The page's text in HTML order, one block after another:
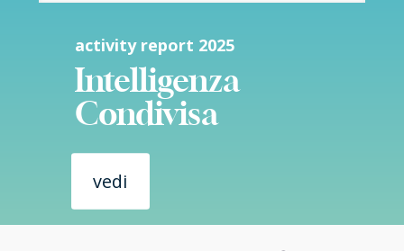
activity report 2025
Intelligenza
Condivisa
vedi